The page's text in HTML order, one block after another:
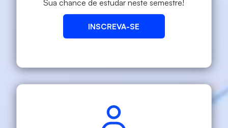
Sua chance de estudar neste semestre!
INSCREVA-SE